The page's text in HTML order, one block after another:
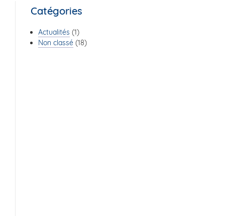
Catégories
Actualités (1)
Non classé (18)